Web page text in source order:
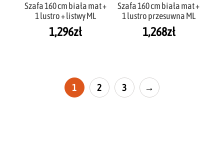
Szafa 160 cm biała mat +
1 lustro + listwy ML
1,296zł
Szafa 160 cm biała mat +
1 lustro przesuwna ML
1,268zł
1 2 3 →